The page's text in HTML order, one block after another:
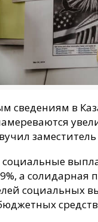
сведениям в
социальные
а
социальных